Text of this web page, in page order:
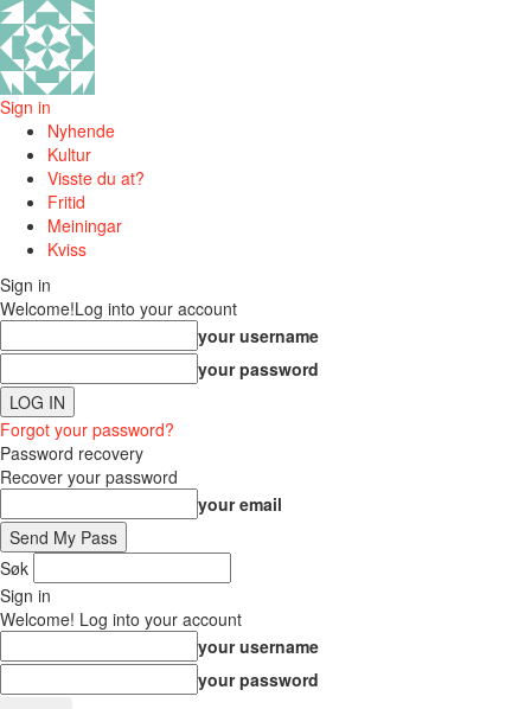
Sign in
Nyhende
Kultur
Visste du at?
Fritid
Meiningar
Kviss
Sign in
Welcome!Log into your account
your username
your password
Forgot your password?
Password recovery
Recover your password
your email
Søk
Sign in
Welcome! Log into your account
your username
your password